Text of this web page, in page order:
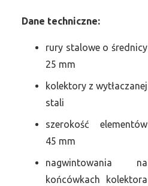
Dane techniczne:
rury stalowe o średnicy
25 mm
kolektory z wytłaczanej
stali
szerokość elementów
45 mm
nagwintowania na
końcówkach kolektora